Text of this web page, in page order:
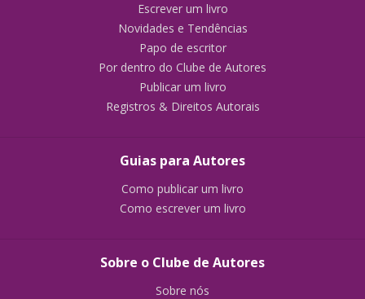
Escrever um livro
Novidades e Tendências
Papo de escritor
Por dentro do Clube de Autores
Publicar um livro
Registros & Direitos Autorais
Guias para Autores
Como publicar um livro
Como escrever um livro
Sobre o Clube de Autores
Sobre nós